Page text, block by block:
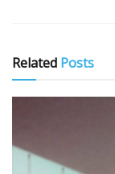
Related Posts